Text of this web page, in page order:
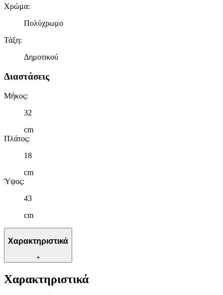
Χρώμα:
Πολύχρωμο
Τάξη:
Δημοτικού
Διαστάσεις
Μήκος:
32
cm
Πλάτος:
18
cm
Ύψος:
43
cm
Χαρακτηριστικά
+
Χαρακτηριστικά